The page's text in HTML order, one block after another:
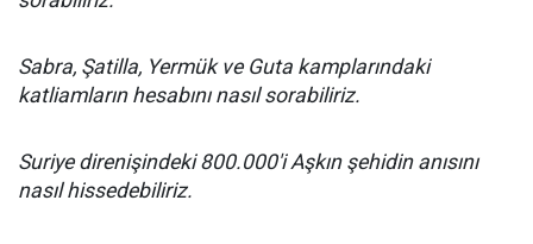
Sabra, Şatilla, Yermük ve Guta kamplarındaki
katliamların hesabını nasıl sorabiliriz.
Suriye direnişindeki 800.000'i Aşkın şehidin anısını
nasıl hissedebiliriz.